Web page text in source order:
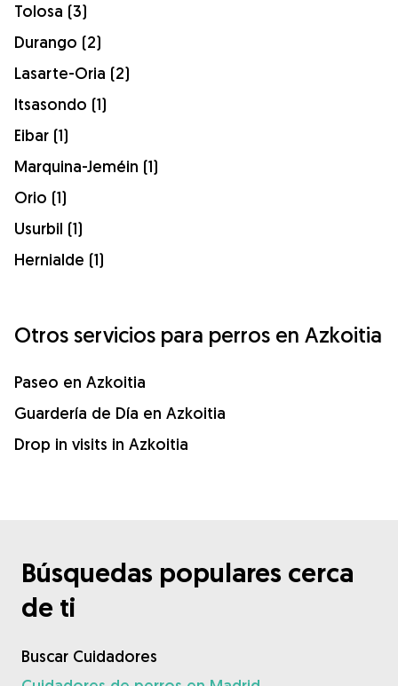
Tolosa (3)
Durango (2)
Lasarte-Oria (2)
Itsasondo (1)
Eibar (1)
Marquina-Jeméin (1)
Orio (1)
Usurbil (1)
Hernialde (1)
Otros servicios para perros en Azkoitia
Paseo en Azkoitia
Guardería de Día en Azkoitia
Drop in visits in Azkoitia
Búsquedas populares cerca
de ti
Buscar Cuidadores